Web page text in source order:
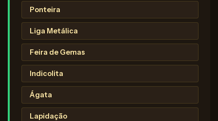
Ponteira
Liga Metálica
Feira de Gemas
Indicolita
Ágata
Lapidação